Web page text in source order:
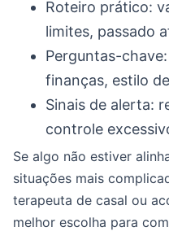
Roteiro prático:
limites, passado
Perguntas-
finanças, estilo
Sinais de alerta:
controle
Se algo não estiver
situações mais
terapeuta de casal ou
melhor escolha para